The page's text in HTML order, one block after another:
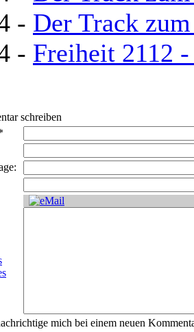
- Der Track
- Freiheit 2112
schreiben
mich bei einem neuen